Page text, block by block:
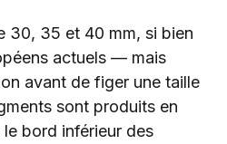
30, 35 et 40 mm, si bien
actuels — mais
avant de figer une taille
sont produits en
bord inférieur des